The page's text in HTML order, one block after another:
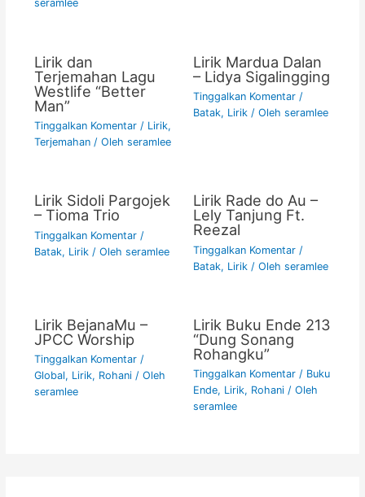
seramlee
Lirik dan
Terjemahan Lagu
Westlife “Better
Man”
Tinggalkan Komentar / Lirik,
Terjemahan/ Oleh seramlee
Lirik Mardua Dalan
– Lidya Sigalingging
Tinggalkan Komentar /
Batak, Lirik/ Oleh seramlee
Lirik Sidoli Pargojek
– Tioma Trio
Tinggalkan Komentar /
Batak, Lirik/ Oleh seramlee
Lirik Rade do Au –
Lely Tanjung Ft.
Reezal
Tinggalkan Komentar /
Batak, Lirik/ Oleh seramlee
Lirik BejanaMu –
JPCC Worship
Tinggalkan Komentar /
Global, Lirik, Rohani/ Oleh
seramlee
Lirik Buku Ende 213
“Dung Sonang
Rohangku”
Tinggalkan Komentar / Buku
Ende, Lirik, Rohani/ Oleh
seramlee